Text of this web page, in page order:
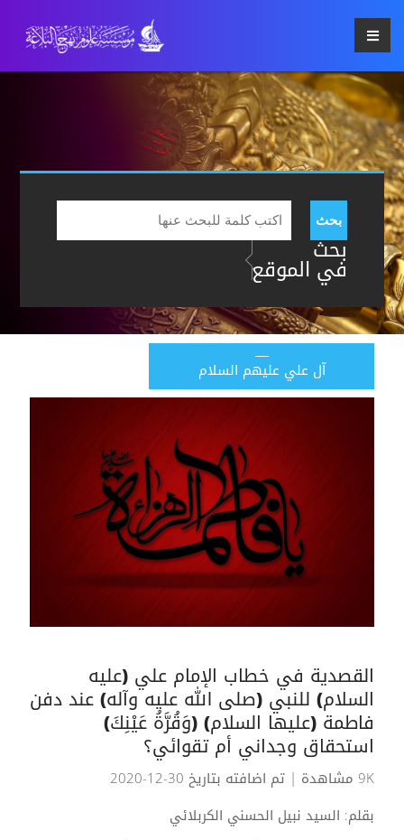
بحث
بحث
في الموقع
آل علي عليهم السلام
القصدية في خطاب الإمام علي (عليه
السلام) للنبي (صلى الله عليه وآله) عند دفن
فاطمة (عليها السلام) (وَقُرَّةُ عَيْنِكَ)
استحقاق وجداني أم تقوائي؟
9K مشاهدة
| تم اضافته بتاريخ 30-12-2020
بقلم: السيد نبيل الحسني الكربلائي